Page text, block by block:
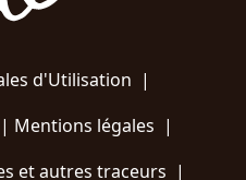
d'Utilisation |
Mentions légales |
et autres traceurs |